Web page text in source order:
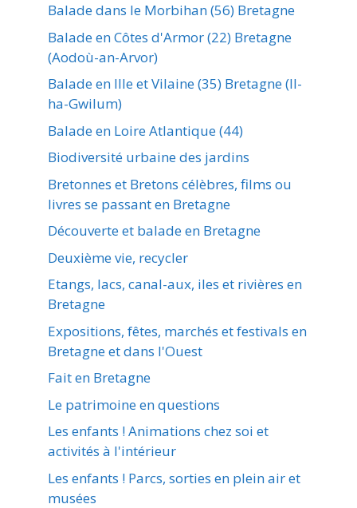
Balade dans le Morbihan (56) Bretagne
Balade en Côtes d'Armor (22) Bretagne
(Aodoù-an-Arvor)
Balade en Ille et Vilaine (35) Bretagne (Il-
ha-Gwilum)
Balade en Loire Atlantique (44)
Biodiversité urbaine des jardins
Bretonnes et Bretons célèbres, films ou
livres se passant en Bretagne
Découverte et balade en Bretagne
Deuxième vie, recycler
Etangs, lacs, canal-aux, iles et rivières en
Bretagne
Expositions, fêtes, marchés et festivals en
Bretagne et dans l'Ouest
Fait en Bretagne
Le patrimoine en questions
Les enfants ! Animations chez soi et
activités à l'intérieur
Les enfants ! Parcs, sorties en plein air et
musées